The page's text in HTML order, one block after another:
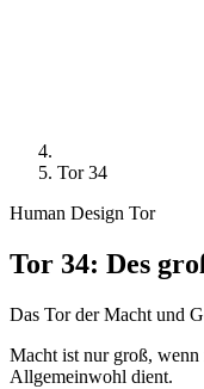
Tor 34
Human Design Tor
Tor 34: Des
Das Tor der Macht und
Macht ist nur groß,
Allgemeinwohl dient.